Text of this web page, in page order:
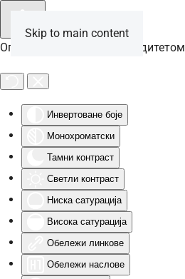
Опције за особе са инвалидитетом
Инвертоване боје
Монохроматски
Тамни контраст
Светли контраст
Ниска сатурација
Висока сатурација
Обележи линкове
Обележи наслове
Skip to main content